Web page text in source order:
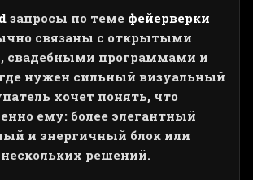
запросы по теме фейерверки
связаны с открытыми
свадебными программами и
нужен сильный визуальный
хочет понять, что
ему: более элегантный
и энергичный блок или
решений.